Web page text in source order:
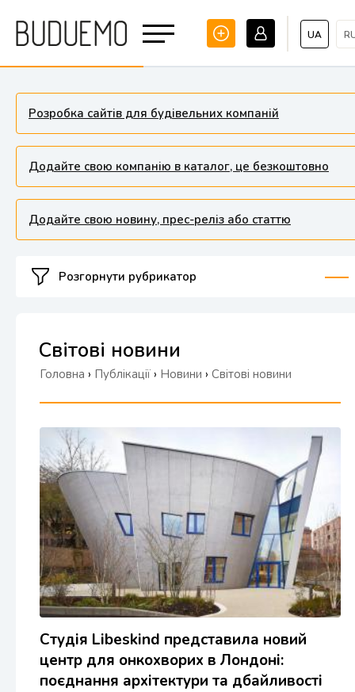
UA
Розробка сайтів для будівельних компаній
Додайте свою компанію в каталог, це безкоштовно
Додайте свою новину, прес-реліз або статтю
Розгорнути рубрикатор
Світові новини
Головна › Публікації › Новини › Світові новини
Студія Libeskind представила новий
центр для онкохворих в Лондоні:
поєднання архітектури та дбайливості